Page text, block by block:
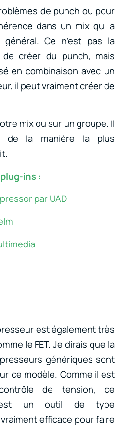
de punch ou pour
dans un mix qui a
Ce n’est pas la
de créer du punch, mais
en combinaison avec un
il peut vraiment créer de
mix ou sur un groupe. Il
de la manière la plus
ins :
par UAD
est également très
le FET. Je dirais que la
génériques sont
ce modèle. Comme il est
de tension, ce
est un outil de type
efficace pour faire